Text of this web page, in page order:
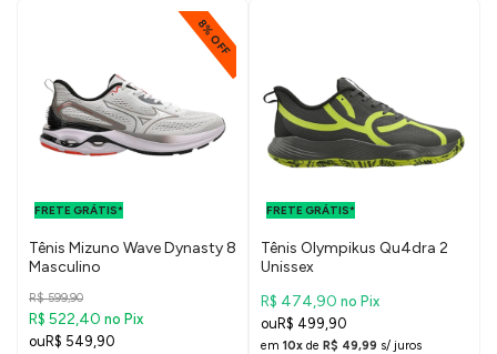
8% OFF
FRETE GRÁTIS*
Tênis Mizuno Wave Dynasty 8
Masculino
R$ 599,90
R$ 522,40 no Pix
R$ 549,90
FRETE GRÁTIS*
Tênis Olympikus Qu4dra 2
Unissex
R$ 474,90 no Pix
R$ 499,90
em 10x de R$ 49,99 s/ juros